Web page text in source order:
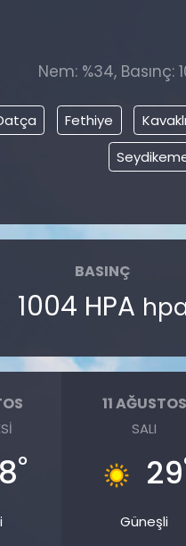
Nem: %34,
Fethiye
BASINÇ
1004 HPA
°
11 AĞUSTOS
SALI
29
Güneşli